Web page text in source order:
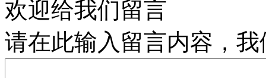
欢迎给我们留言
请在此输入留言内容，